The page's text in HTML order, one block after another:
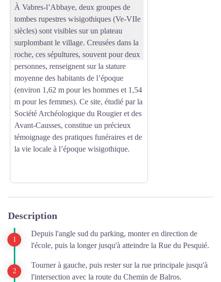
Voir l'image en plein écran
À Vabres-l’Abbaye, deux groupes de
tombes rupestres wisigothiques (Ve-VIIe
siècles) sont visibles sur un plateau
surplombant le village. Creusées dans la
roche, ces sépultures, souvent pour deux
personnes, renseignent sur la stature
moyenne des habitants de l’époque
(environ 1,62 m pour les hommes et 1,54
m pour les femmes). Ce site, étudié par la
Société Archéologique du Rougier et des
Avant-Causses, constitue un précieux
témoignage des pratiques funéraires et de
la vie locale à l’époque wisigothique.
Description
Depuis l'angle sud du parking, monter en direction de
l'école, puis la longer jusqu'à atteindre la Rue du Pesquié.
Tourner à gauche, puis rester sur la rue principale jusqu'à
l'intersection avec la route du Chemin de Balros.